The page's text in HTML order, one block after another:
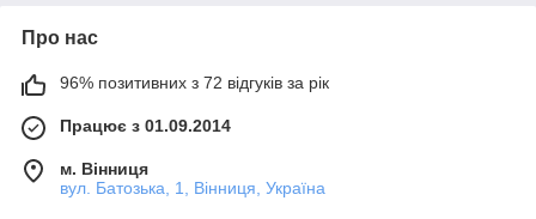
Про нас
96% позитивних з 72 відгуків за рік
Працює з 01.09.2014
м. Вінниця
вул. Батозька, 1, Вінниця, Україна